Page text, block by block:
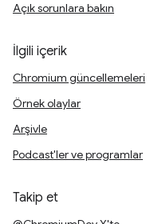
Açık sorunlara bakın
İlgili içerik
Chromium güncellemeleri
Örnek olaylar
Arşivle
Podcast'ler ve programlar
Takip et